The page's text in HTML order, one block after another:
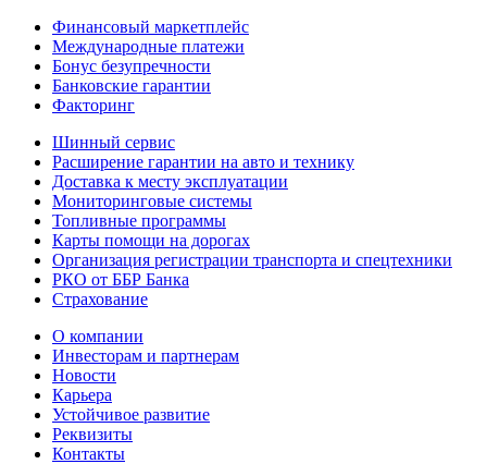
Финансовый маркетплейс
Международные платежи
Бонус безупречности
Банковские гарантии
Факторинг
Шинный сервис
Расширение гарантии на авто и технику
Доставка к месту эксплуатации
Мониторинговые системы
Топливные программы
Карты помощи на дорогах
Организация регистрации транспорта и спецтехники
РКО от ББР Банка
Страхование
О компании
Инвесторам и партнерам
Новости
Карьера
Устойчивое развитие
Реквизиты
Контакты